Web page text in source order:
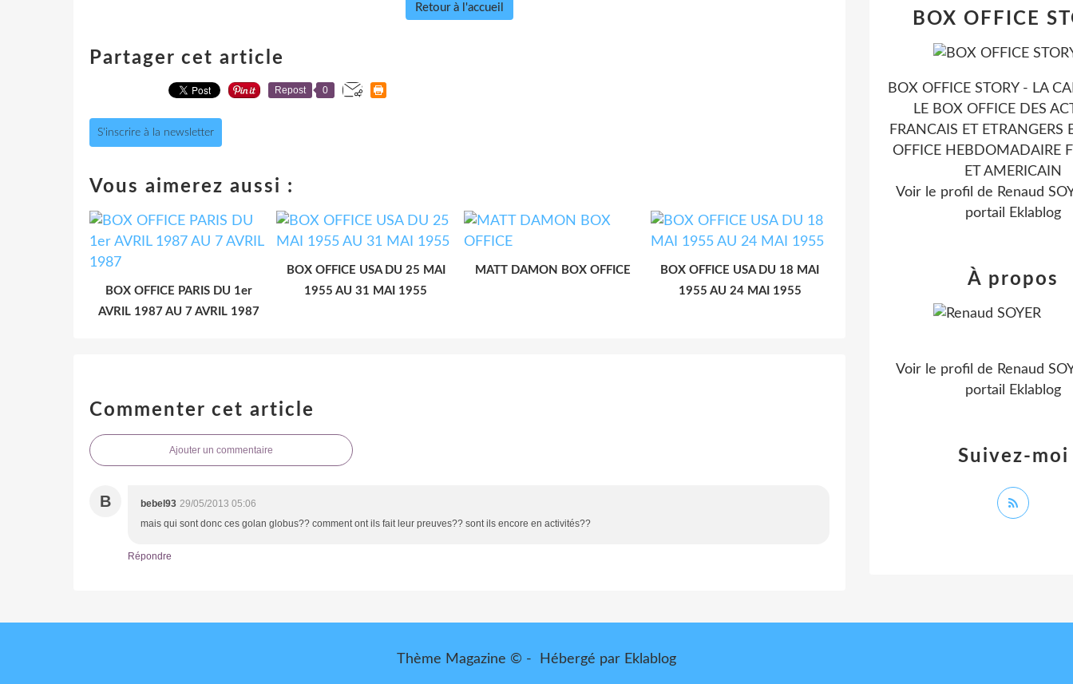
Retour à l'accueil
Partager cet article
Repost 0
S'inscrire à la newsletter
Vous aimerez aussi :
BOX OFFICE PARIS DU 1er
AVRIL 1987 AU 7 AVRIL 1987
BOX OFFICE USA DU 25 MAI
1955 AU 31 MAI 1955
MATT DAMON BOX OFFICE
BOX OFFICE USA DU 18 MAI
1955 AU 24 MAI 1955
Commenter cet article
Ajouter un commentaire
B bebel93 29/05/2013 05:06
mais qui sont donc ces golan globus?? comment ont ils fait leur preuves?? sont ils encore en activités??
Répondre
BOX OFFICE
BOX OFFICE STORY - LA
LE BOX OFFICE DES
FRANCAIS ET ETRANGERS
OFFICE HEBDOMADAIRE
ET AMERICAIN
Voir le profil de Renaud
portail Eklablog
Suivez-moi
À propos
Voir le profil de Renaud
portail Eklablog
Thème Magazine © - Hébergé par Eklablog